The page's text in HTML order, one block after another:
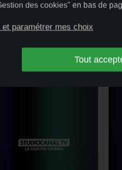
+
CINÉMA
LAGARDÈRE
des cookies" en bas de
paramétrer mes choix
Tout